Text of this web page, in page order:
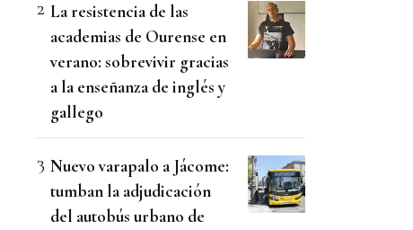
La resistencia de las
academias de Ourense en
verano: sobrevivir gracias
a la enseñanza de inglés y
gallego
Nuevo varapalo a Jácome:
tumban la adjudicación
del autobús urbano de